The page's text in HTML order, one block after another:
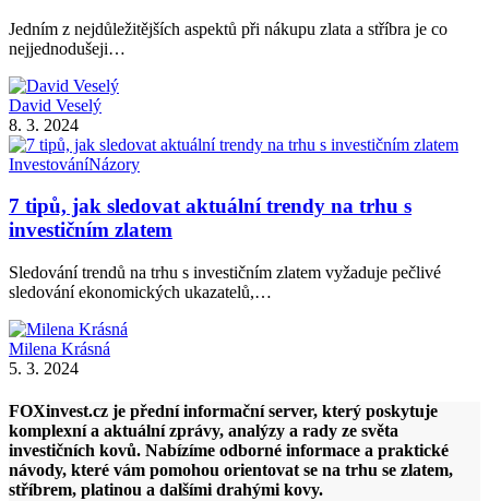
Jedním z nejdůležitějších aspektů při nákupu zlata a stříbra je co
nejjednodušeji…
David Veselý
8. 3. 2024
InvestováníNázory
7 tipů, jak sledovat aktuální trendy na trhu s
investičním zlatem
Sledování trendů na trhu s investičním zlatem vyžaduje pečlivé
sledování ekonomických ukazatelů,…
Milena Krásná
5. 3. 2024
FOXinvest.cz je přední informační server, který poskytuje
komplexní a aktuální zprávy, analýzy a rady ze světa
investičních kovů. Nabízíme odborné informace a praktické
návody, které vám pomohou orientovat se na trhu se zlatem,
stříbrem, platinou a dalšími drahými kovy.